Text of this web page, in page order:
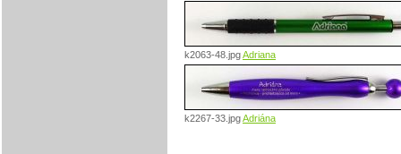
k2063-48.jpgAdriana
k2267-33.jpgAdriána